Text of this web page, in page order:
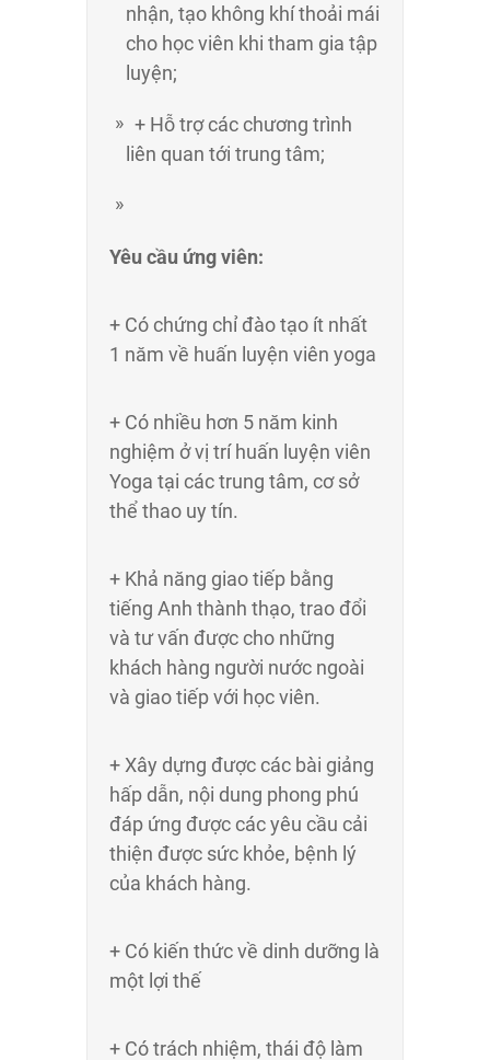
nhận, tạo không khí thoải mái
cho học viên khi tham gia tập
luyện;
+ Hỗ trợ các chương trình
liên quan tới trung tâm;
Yêu cầu ứng viên:
+ Có chứng chỉ đào tạo ít nhất
1 năm về huấn luyện viên yoga
+ Có nhiều hơn 5 năm kinh
nghiệm ở vị trí huấn luyện viên
Yoga tại các trung tâm, cơ sở
thể thao uy tín.
+ Khả năng giao tiếp bằng
tiếng Anh thành thạo, trao đổi
và tư vấn được cho những
khách hàng người nước ngoài
và giao tiếp với học viên.
+ Xây dựng được các bài giảng
hấp dẫn, nội dung phong phú
đáp ứng được các yêu cầu cải
thiện được sức khỏe, bệnh lý
của khách hàng.
+ Có kiến thức về dinh dưỡng là
một lợi thế
+ Có trách nhiệm, thái độ làm